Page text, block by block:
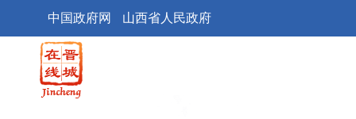
中国政府网 山西省人民政府